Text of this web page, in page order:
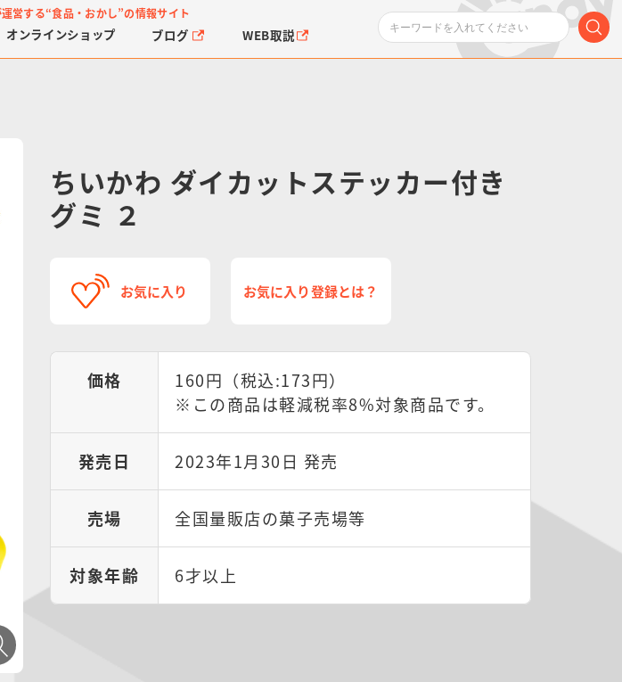
営する“食品・おかし”の情報サイト
オンラインショップ ブログ WEB取説
ちいかわ ダイカットステッカー付き
グミ ２
お気に入り お気に入り登録とは？
価格
160円（税込:173円）
※この商品は軽減税率8%対象商品です。
発売日 2023年1月30日 発売
売場 全国量販店の菓子売場等
対象年齢 6才以上